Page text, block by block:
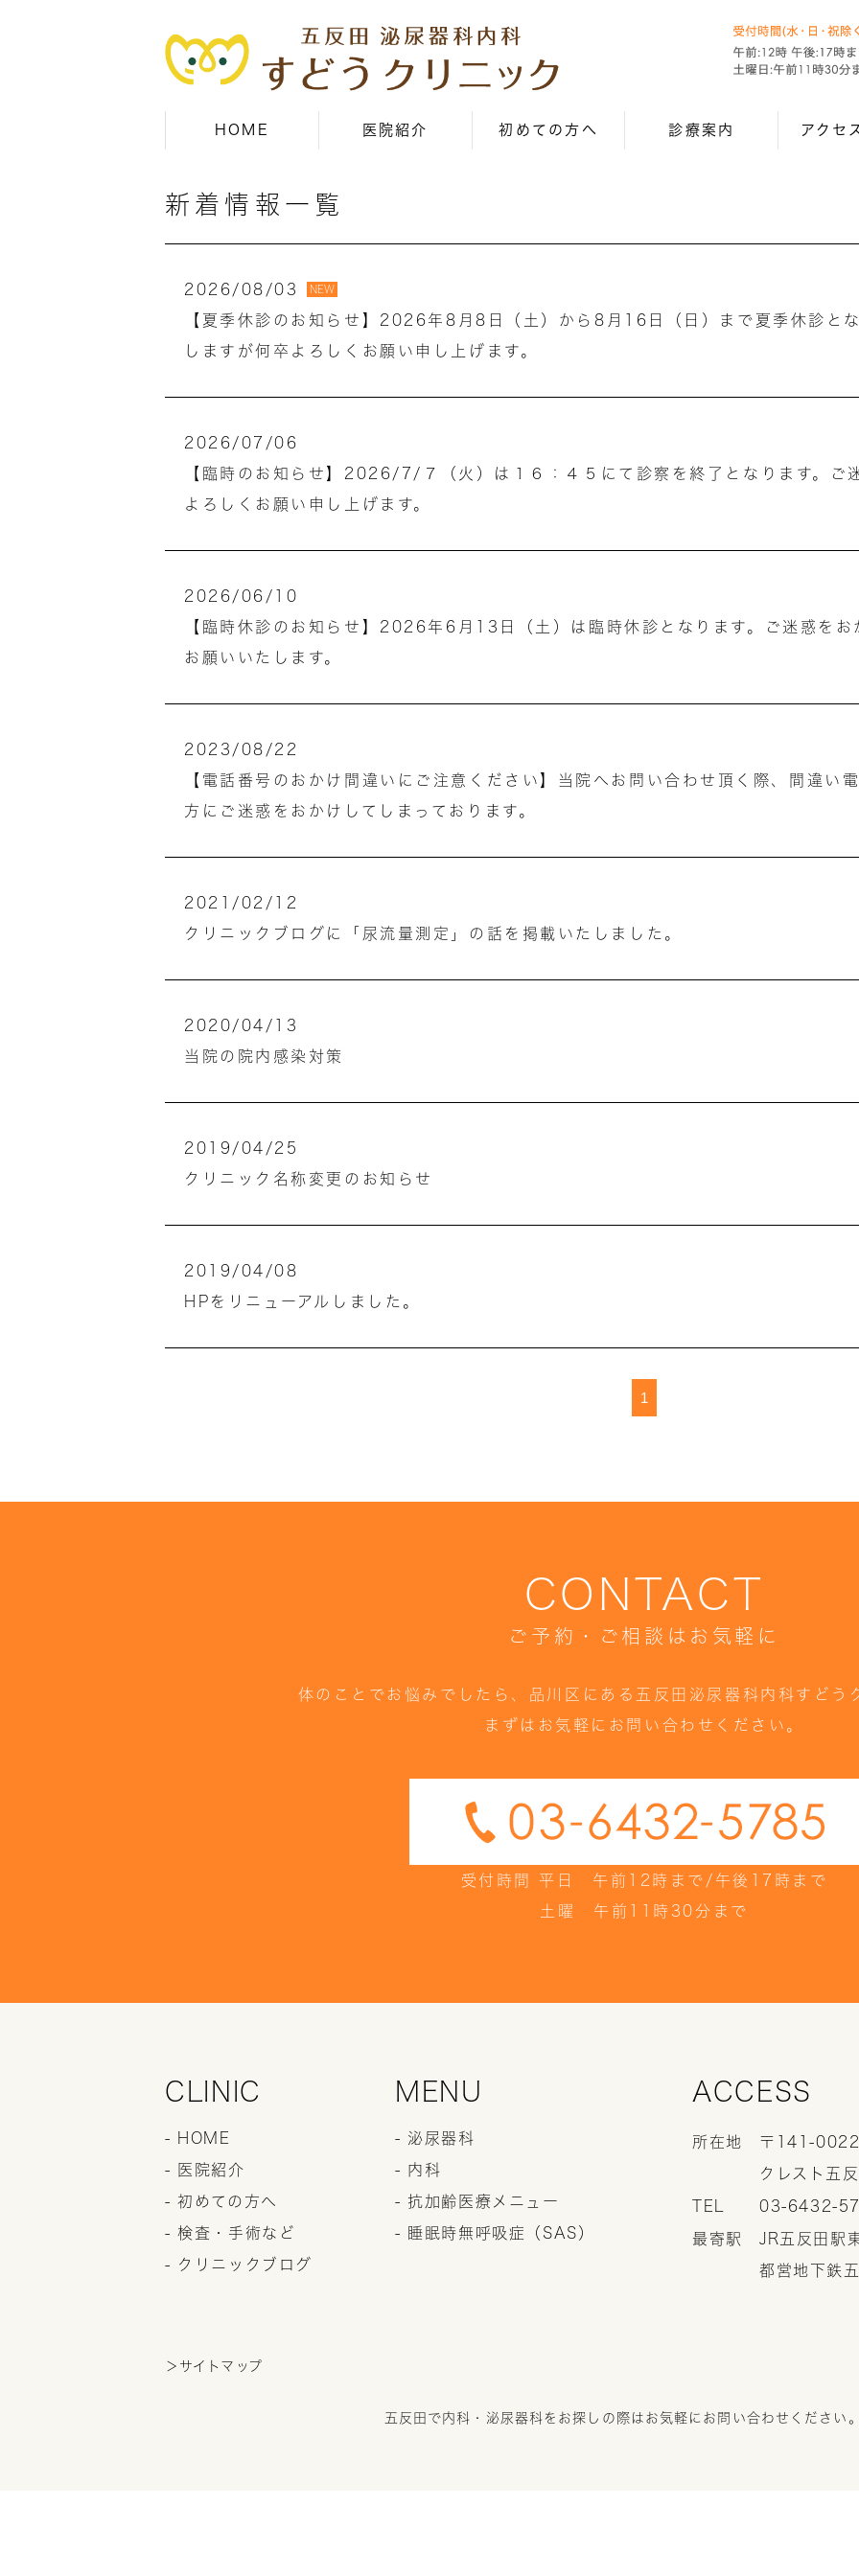
HOME 医院紹介 初めての方へ 診療案内 アクセ
新着情報一覧
2026/08/03 NEW
【夏季休診のお知らせ】2026年8月8日（土）から8月16日（日）まで夏季休診と
しますが何卒よろしくお願い申し上げます。
2026/07/06
【臨時のお知らせ】2026/7/７（火）は１６：４５にて診察を終了となります。ご
よろしくお願い申し上げます。
2026/06/10
【臨時休診のお知らせ】2026年6月13日（土）は臨時休診となります。ご迷惑をお
お願いいたします。
2023/08/22
【電話番号のおかけ間違いにご注意ください】当院へお問い合わせ頂く際、間違い
方にご迷惑をおかけしてしまっております。
2021/02/12
クリニックブログに「尿流量測定」の話を掲載いたしました。
2020/04/13
当院の院内感染対策
2019/04/25
クリニック名称変更のお知らせ
2019/04/08
HPをリニューアルしました。
1
CONTACT
ご予約・ご相談はお気軽に
体のことでお悩みでしたら、品川区にある五反田泌尿器科内科すどう
まずはお気軽にお問い合わせください。
受付時間 平日 午前12時まで/午後17時まで
土曜 午前11時30分まで
CLINIC
- HOME
- 医院紹介
- 初めての方へ
- 検査・手術など
- クリニックブログ
MENU
- 泌尿器科
- 内科
- 抗加齢医療メニュー
- 睡眠時無呼吸症（SAS）
ACCESS
所在地 〒141-0022
クレスト五
TEL 03-6432-
最寄駅 JR五反田駅
都営地下鉄
＞サイトマップ
五反田で内科・泌尿器科をお探しの際はお気軽にお問い合わせください